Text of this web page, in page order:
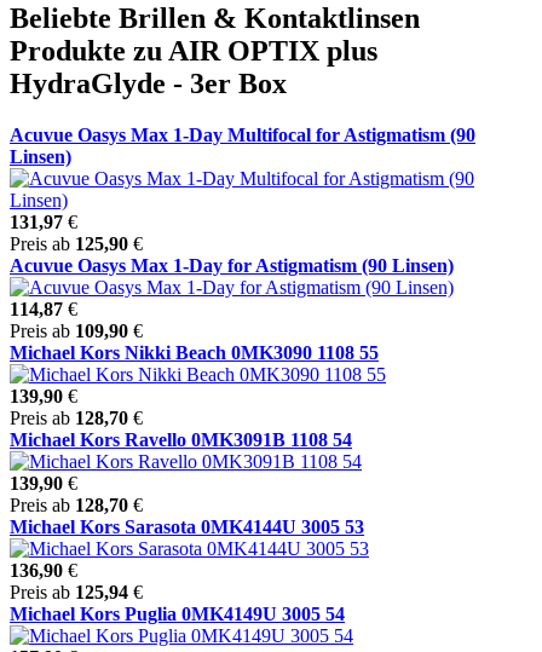
Beliebte Brillen & Kontaktlinsen
Produkte zu AIR OPTIX plus
HydraGlyde - 3er Box
Acuvue Oasys Max 1-Day Multifocal for Astigmatism (90
Linsen)
131,97 €
Preis ab 125,90 €
Acuvue Oasys Max 1-Day for Astigmatism (90 Linsen)
114,87 €
Preis ab 109,90 €
Michael Kors Nikki Beach 0MK3090 1108 55
139,90 €
Preis ab 128,70 €
Michael Kors Ravello 0MK3091B 1108 54
139,90 €
Preis ab 128,70 €
Michael Kors Sarasota 0MK4144U 3005 53
136,90 €
Preis ab 125,94 €
Michael Kors Puglia 0MK4149U 3005 54